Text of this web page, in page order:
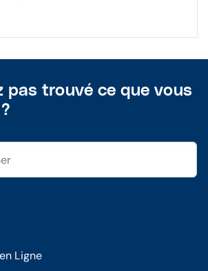
pas trouvé ce que vous
Ligne